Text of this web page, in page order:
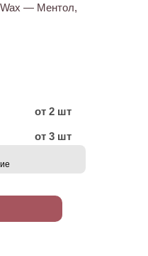
— Ментол,
от 2 шт
от 3 шт